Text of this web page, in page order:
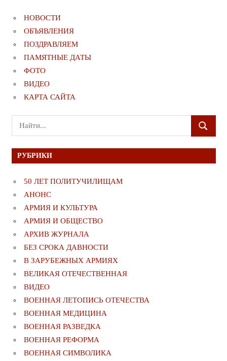
НОВОСТИ
ОБЪЯВЛЕНИЯ
ПОЗДРАВЛЯЕМ
ПАМЯТНЫЕ ДАТЫ
ФОТО
ВИДЕО
КАРТА САЙТА
Поиск
для:
ПОИСК
РУБРИКИ
50 ЛЕТ ПОЛИТУЧИЛИЩАМ
АНОНС
АРМИЯ И КУЛЬТУРА
АРМИЯ И ОБЩЕСТВО
АРХИВ ЖУРНАЛА
БЕЗ СРОКА ДАВНОСТИ
В ЗАРУБЕЖНЫХ АРМИЯХ
ВЕЛИКАЯ ОТЕЧЕСТВЕННАЯ
ВИДЕО
ВОЕННАЯ ЛЕТОПИСЬ ОТЕЧЕСТВА
ВОЕННАЯ МЕДИЦИНА
ВОЕННАЯ РАЗВЕДКА
ВОЕННАЯ РЕФОРМА
ВОЕННАЯ СИМВОЛИКА